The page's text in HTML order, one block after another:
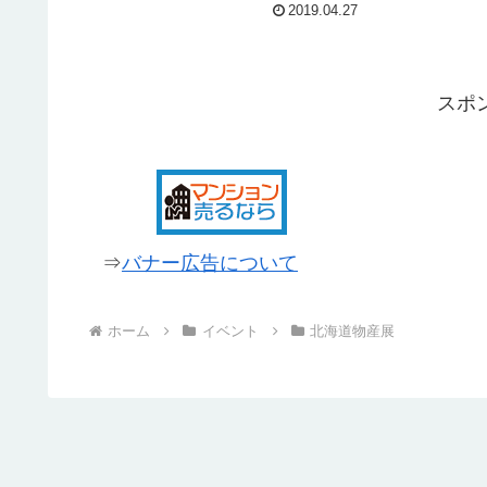
2019.04.27
スポ
⇒バナー広告について
ホーム イベント 北海道物産展